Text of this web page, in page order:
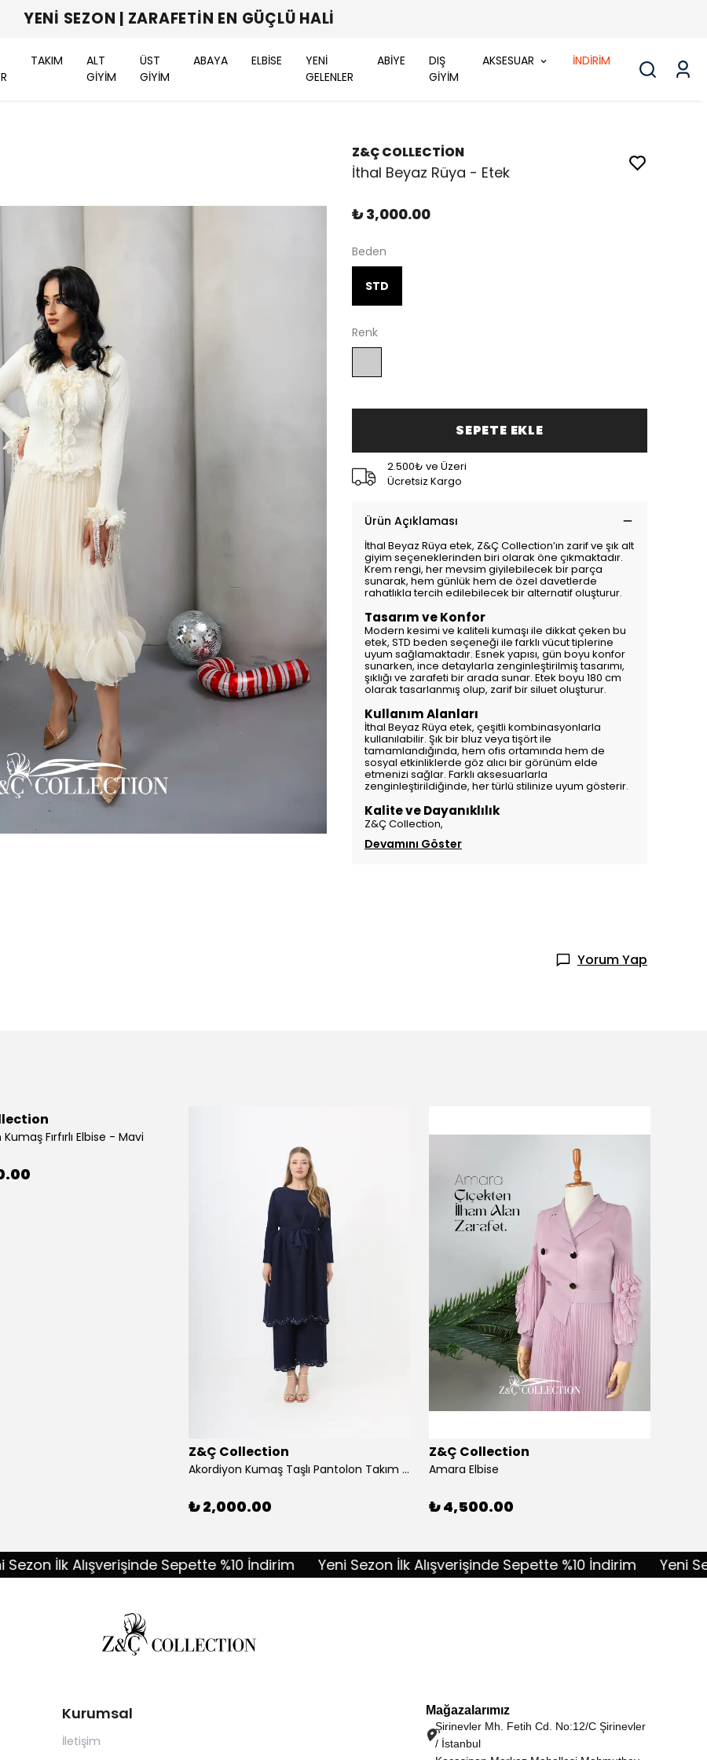
YENI SEZON | ZARAFETIN EN GÜÇLÜ HALI
TAKIM
ALT
GİYİM
ÜST
GİYİM
ABAYA ELBİSE
YENİ
GELENLER
ABİYE
DIŞ
GİYİM
AKSESUAR İNDİRİM
Z&Ç COLLECTİON
İthal Beyaz Rüya - Etek
₺ 3,000.00
Beden
STD
Renk
SEPETE EKLE
2.500₺ ve Üzeri
Ücretsiz Kargo
Ürün Açıklaması
İthal Beyaz Rüya etek, Z&Ç Collection’ın zarif ve şık alt
giyim seçeneklerinden biri olarak öne çıkmaktadır.
Krem rengi, her mevsim giyilebilecek bir parça
sunarak, hem günlük hem de özel davetlerde
rahatlıkla tercih edilebilecek bir alternatif oluşturur.
Tasarım ve Konfor
Modern kesimi ve kaliteli kumaşı ile dikkat çeken bu
etek, STD beden seçeneği ile farklı vücut tiplerine
uyum sağlamaktadır. Esnek yapısı, gün boyu konfor
sunarken, ince detaylarla zenginleştirilmiş tasarımı,
şıklığı ve zarafeti bir arada sunar. Etek boyu 180 cm
olarak tasarlanmış olup, zarif bir siluet oluşturur.
Kullanım Alanları
İthal Beyaz Rüya etek, çeşitli kombinasyonlarla
kullanılabilir. Şık bir bluz veya tişört ile
tamamlandığında, hem ofis ortamında hem de
sosyal etkinliklerde göz alıcı bir görünüm elde
etmenizi sağlar. Farklı aksesuarlarla
zenginleştirildiğinde, her türlü stilinize uyum gösterir.
Kalite ve Dayanıklılık
Z&Ç Collection,
Devamını Göster
Yorum Yap
Fırfırlı Elbise - Mavi
Z&Ç Collection
Akordiyon Kumaş Taşlı Pantolon Takım - lacivert
₺ 2,000.00
Z&Ç Collection
Amara Elbise
₺ 4,500.00
İlk Alışverişinde Sepette %10 İndirim Yeni Sezon İlk Alışverişinde Sepette %10 İndirim Yeni Sezon
Kurumsal
İletişim
Mağazalarımız
Şirinevler Mh. Fetih Cd. No:12/C Şirinevler
/ İstanbul